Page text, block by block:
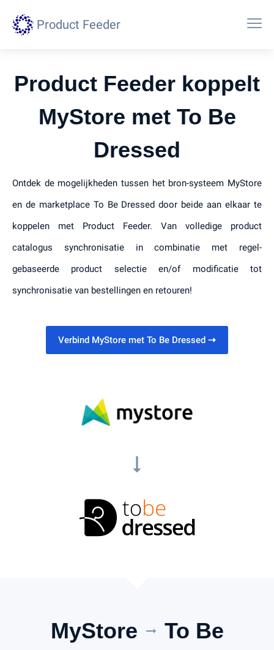
Product Feeder
Product Feeder koppelt
MyStore met To Be
Dressed
Ontdek de mogelijkheden tussen het bron-systeem MyStore
en de marketplace To Be Dressed door beide aan elkaar te
koppelen met Product Feeder. Van volledige product
catalogus synchronisatie in combinatie met regel-
gebaseerde product selectie en/of modificatie tot
synchronisatie van bestellingen en retouren!
Verbind MyStore met To Be Dressed ⇢
arrow_right_alt
MyStore arrow_right_alt To Be